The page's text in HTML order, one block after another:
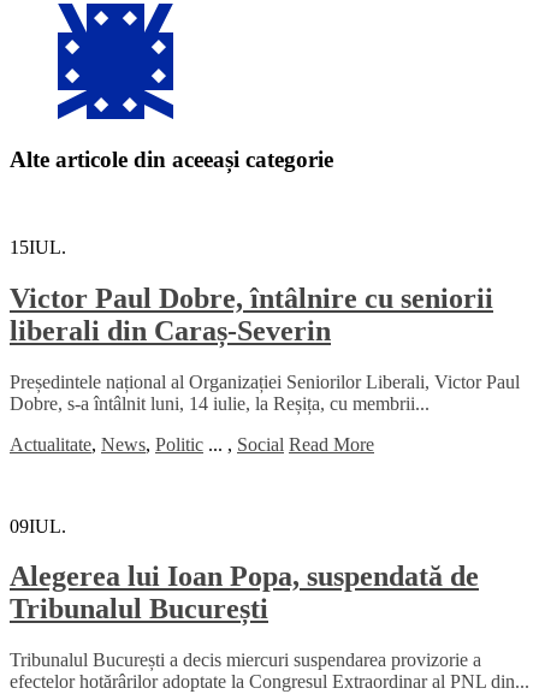
Alte articole din aceeași categorie
15IUL.
Victor Paul Dobre, întâlnire cu seniorii
liberali din Caraș-Severin
Președintele național al Organizației Seniorilor Liberali, Victor Paul
Dobre, s-a întâlnit luni, 14 iulie, la Reșița, cu membrii...
Actualitate, News, Politic ... , Social Read More
09IUL.
Alegerea lui Ioan Popa, suspendată de
Tribunalul București
Tribunalul București a decis miercuri suspendarea provizorie a
efectelor hotărârilor adoptate la Congresul Extraordinar al PNL din...